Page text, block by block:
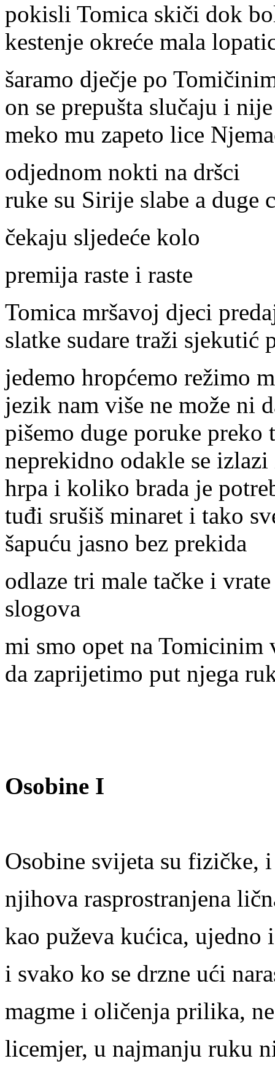
pokisli Tomica skiči dok
kestenje okreće mala
šaramo dječje po
on se prepušta slučaju i
meko mu zapeto lice
odjednom nokti na dršci
ruke su Sirije slabe a duge
čekaju sljedeće kolo
premija raste i raste
Tomica mršavoj djeci
slatke sudare traži sjekutić
jedemo hropćemo režimo
jezik nam više ne može ni
pišemo duge poruke preko
neprekidno odakle se
hrpa i koliko brada je
tuđi srušiš minaret i tako
šapuću jasno bez prekida
odlaze tri male tačke i
slogova
mi smo opet na Tomicinim
da zaprijetimo put njega
Osobine I
Osobine svijeta su fizičke,
njihova rasprostranjena
kao puževa kućica, ujedno
i svako ko se drzne ući
magme i oličenja prilika,
licemjer, u najmanju ruku